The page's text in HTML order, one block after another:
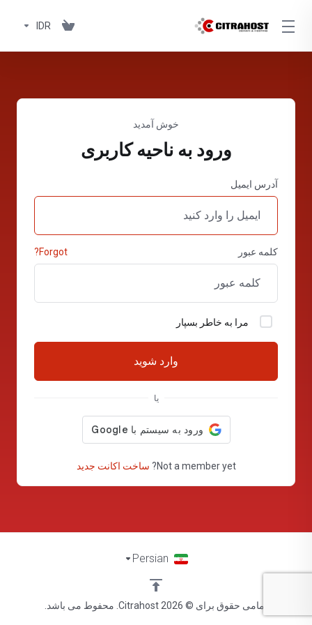
IDR
خوش آمدید
ورود به ناحیه کاربری
آدرس ایمیل
کلمه عبور Forgot?
مرا به خاطر بسپار
وارد شوید
یا
Not a member yet? ساخت اکانت جدید
تمامی حقوق برای © 2026 Citrahost. محفوط می باشد.
Persian